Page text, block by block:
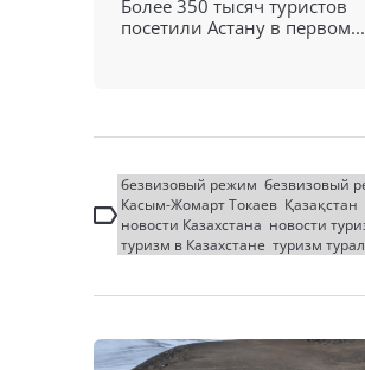
Более 350 тысяч туристов
посетили Астану в первом...
безвизовый режим безвизовый
Касым-Жомарт Токаев Қазақстан
новости Казахстана новости
туризм в Казахстане туризм